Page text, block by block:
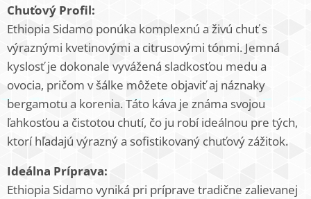
Chuťový Profil:
Ethiopia Sidamo ponúka komplexnú a živú chuť s
výraznými kvetinovými a citrusovými tónmi. Jemná
kyslosť je dokonale vyvážená sladkosťou medu a
ovocia, pričom v šálke môžete objaviť aj náznaky
bergamotu a korenia. Táto káva je známa svojou
ľahkosťou a čistotou chutí, čo ju robí ideálnou pre tých,
ktorí hľadajú výrazný a sofistikovaný chuťový zážitok.
Ideálna Príprava:
Ethiopia Sidamo vyniká pri príprave tradične zalievanej